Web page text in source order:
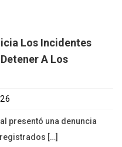
Los Incidentes
A Los
presentó una denuncia
[…]